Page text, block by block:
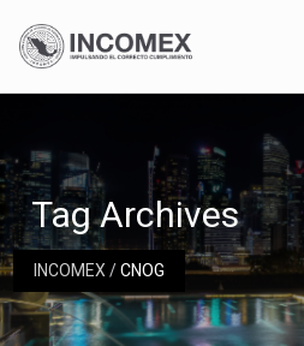
INCOMEX/CNOG
Tag Archives